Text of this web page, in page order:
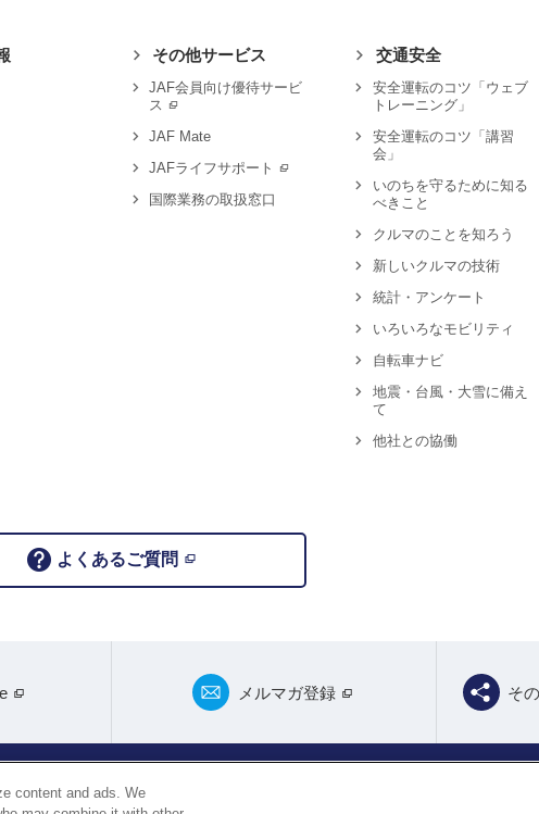
その他サービス
JAF会員向け優待サービ
ス
JAF Mate
JAFライフサポート
国際業務の取扱窓口
交通安全
安全運転のコツ「ウェブ
トレーニング」
安全運転のコツ「講習
会」
いのちを守るために知る
べきこと
クルマのことを知ろう
新しいクルマの技術
統計・アンケート
いろいろなモビリティ
自転車ナビ
地震・台風・大雪に備え
て
他社との協働
よくあるご質問
メルマガ登録 そ
ソーシャルメディア利用規約
content and ads. We